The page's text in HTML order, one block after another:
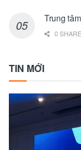
Trung
0
TIN MỚI